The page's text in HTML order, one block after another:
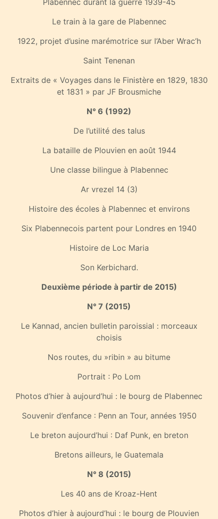
Plabennec durant la guerre 1939-45
Le train à la gare de Plabennec
1922, projet d’usine marémotrice sur l’Aber Wrac’h
Saint Tenenan
Extraits de « Voyages dans le Finistère en 1829, 1830
et 1831 » par JF Brousmiche
N° 6 (1992)
De l’utilité des talus
La bataille de Plouvien en août 1944
Une classe bilingue à Plabennec
Ar vrezel 14 (3)
Histoire des écoles à Plabennec et environs
Six Plabennecois partent pour Londres en 1940
Histoire de Loc Maria
Son Kerbichard.
Deuxième période à partir de 2015)
N° 7 (2015)
Le Kannad, ancien bulletin paroissial : morceaux
choisis
Nos routes, du »ribin » au bitume
Portrait : Po Lom
Photos d’hier à aujourd’hui : le bourg de Plabennec
Souvenir d’enfance : Penn an Tour, années 1950
Le breton aujourd’hui : Daf Punk, en breton
Bretons ailleurs, le Guatemala
N° 8 (2015)
Les 40 ans de Kroaz-Hent
Photos d’hier à aujourd’hui : le bourg de Plouvien